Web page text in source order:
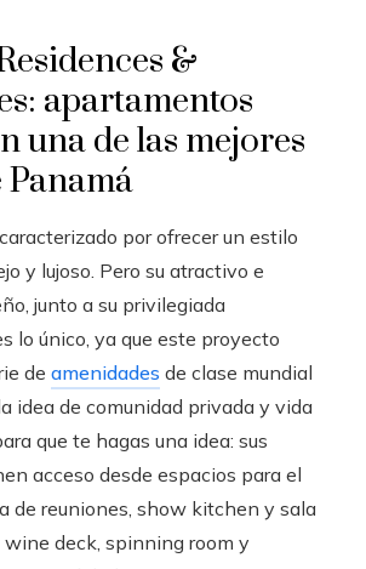
&
apartamentos
una de las mejores
Panamá
por ofrecer un estilo
y lujoso. Pero su atractivo e
junto a su privilegiada
lo único, ya que este proyecto
de amenidades de clase mundial
idea de comunidad privada y vida
que te hagas una idea: sus
acceso desde espacios para el
de reuniones, show kitchen y sala
wine deck, spinning room y